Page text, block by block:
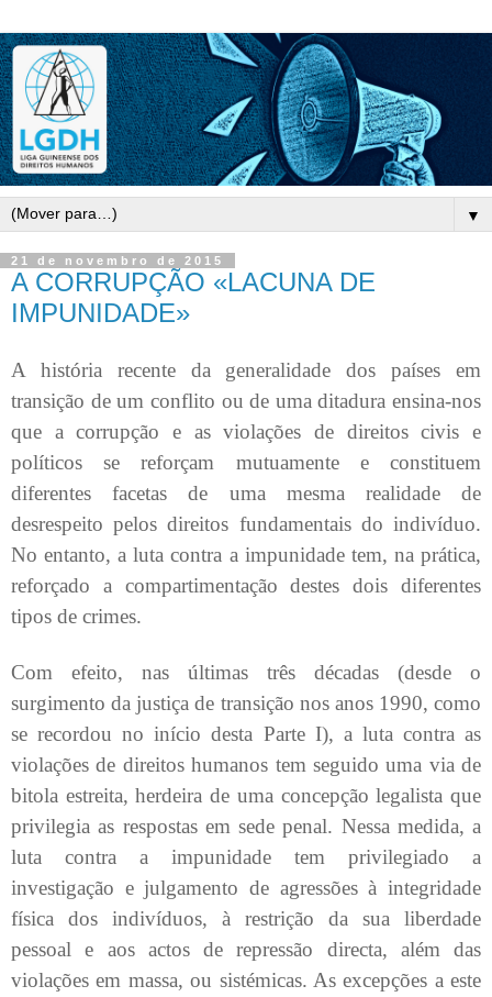
▼
21 de novembro de 2015
A CORRUPÇÃO «LACUNA DE
IMPUNIDADE»
A história recente da generalidade dos países em
transição de um conflito ou de uma ditadura ensina-nos
que a corrupção e as violações de direitos civis e
políticos se reforçam mutuamente e constituem
diferentes facetas de uma mesma realidade de
desrespeito pelos direitos fundamentais do indivíduo.
No entanto, a luta contra a impunidade tem, na prática,
reforçado a compartimentação destes dois diferentes
tipos de crimes.
Com efeito, nas últimas três décadas (desde o
surgimento da justiça de transição nos anos 1990, como
se recordou no início desta Parte I), a luta contra as
violações de direitos humanos tem seguido uma via de
bitola estreita, herdeira de uma concepção legalista que
privilegia as respostas em sede penal. Nessa medida, a
luta contra a impunidade tem privilegiado a
investigação e julgamento de agressões à integridade
física dos indivíduos, à restrição da sua liberdade
pessoal e aos actos de repressão directa, além das
violações em massa, ou sistémicas. As excepções a este